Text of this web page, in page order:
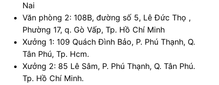
Nai
Văn phòng 2: 108B, đường số 5, Lê Đức Thọ ,
Phường 17, q. Gò Vấp, Tp. Hồ Chí Minh
Xưởng 1: 109 Quách Đình Bảo, P. Phú Thạnh, Q.
Tân Phú, Tp. Hcm.
Xưởng 2: 85 Lê Sâm, P. Phú Thạnh, Q. Tân Phú.
Tp. Hồ Chí Minh.